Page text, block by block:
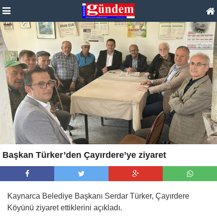
Başkan Türker’den Çayırdere’ye ziyaret
Kaynarca Belediye Başkanı Serdar Türker, Çayırdere
Köyünü ziyaret ettiklerini açıkladı.